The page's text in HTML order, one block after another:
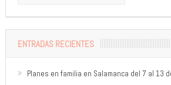
ENTRADAS RECIENTES
Planes en familia en Salamanca del 7 al 13